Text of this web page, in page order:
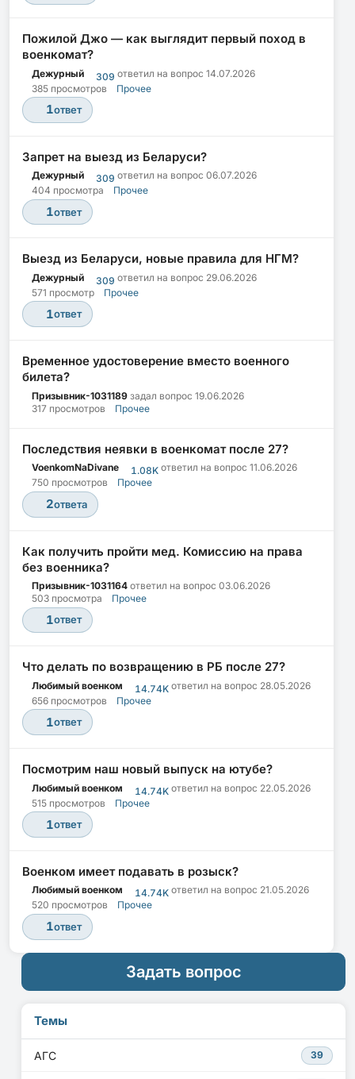
Пожилой Джо — как выглядит первый поход в
военкомат?
Дежурный 309 ответил на вопрос 14.07.2026
385 просмотров
Прочее
1ответ
Запрет на выезд из Беларуси?
Дежурный 309 ответил на вопрос 06.07.2026
404 просмотра
Прочее
1ответ
Выезд из Беларуси, новые правила для НГМ?
Дежурный 309 ответил на вопрос 29.06.2026
571 просмотр
Прочее
1ответ
Временное удостоверение вместо военного
билета?
Призывник-1031189 задал вопрос 19.06.2026
317 просмотров
Прочее
Последствия неявки в военкомат после 27?
VoenkomNaDivane 1.08Kответил на вопрос 11.06.2026
750 просмотров
Прочее
2ответа
Как получить пройти мед. Комиссию на права
без военника?
Призывник-1031164 ответил на вопрос 03.06.2026
503 просмотра
Прочее
1ответ
Что делать по возвращению в РБ после 27?
Любимый военком 14.74Kответил на вопрос 28.05.2026
656 просмотров
Прочее
1ответ
Посмотрим наш новый выпуск на ютубе?
Любимый военком 14.74Kответил на вопрос 22.05.2026
515 просмотров
Прочее
1ответ
Военком имеет подавать в розыск?
Любимый военком 14.74Kответил на вопрос 21.05.2026
520 просмотров
Прочее
1ответ
Задать вопрос
Темы
АГС 39